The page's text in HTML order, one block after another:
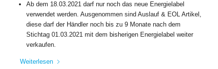
Ab dem 18.03.2021 darf nur noch das neue Energielabel
verwendet werden. Ausgenommen sind Auslauf & EOL Artikel,
diese darf der Händler noch bis zu 9 Monate nach dem
Stichtag 01.03.2021 mit dem bisherigen Energielabel weiter
verkaufen.
Weiterlesen